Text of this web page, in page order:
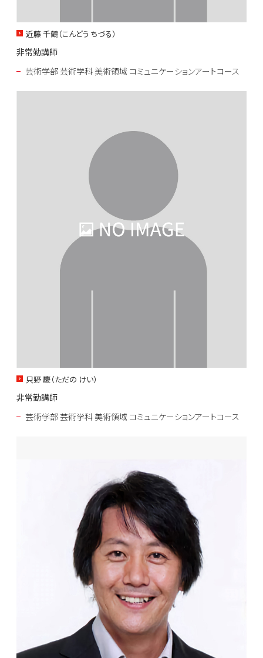
近藤 千鶴（こんどう ちづる）
非常勤講師
芸術学部 芸術学科 美術領域 コミュニケーションアートコース
只野 慶（ただの けい）
非常勤講師
芸術学部 芸術学科 美術領域 コミュニケーションアートコース